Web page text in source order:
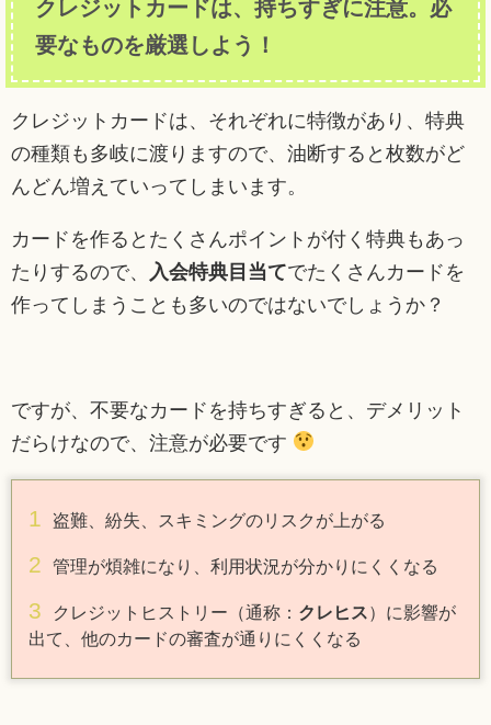
クレジットカードは、持ちすぎに注意。必
要なものを厳選しよう！
クレジットカードは、それぞれに特徴があり、特典
の種類も多岐に渡りますので、油断すると枚数がど
んどん増えていってしまいます。
カードを作るとたくさんポイントが付く特典もあっ
たりするので、
入会特典目当てでたくさんカードを
作ってしまうことも多いのではないでしょうか？
ですが、不要なカードを持ちすぎると、デメリット
だらけなので、注意が必要です
盗難、紛失、スキミングのリスクが上がる
管理が煩雑になり、利用状況が分かりにくくなる
クレジットヒストリー（通称： クレヒス）に影響が
出て、他のカードの審査が通りにくくなる